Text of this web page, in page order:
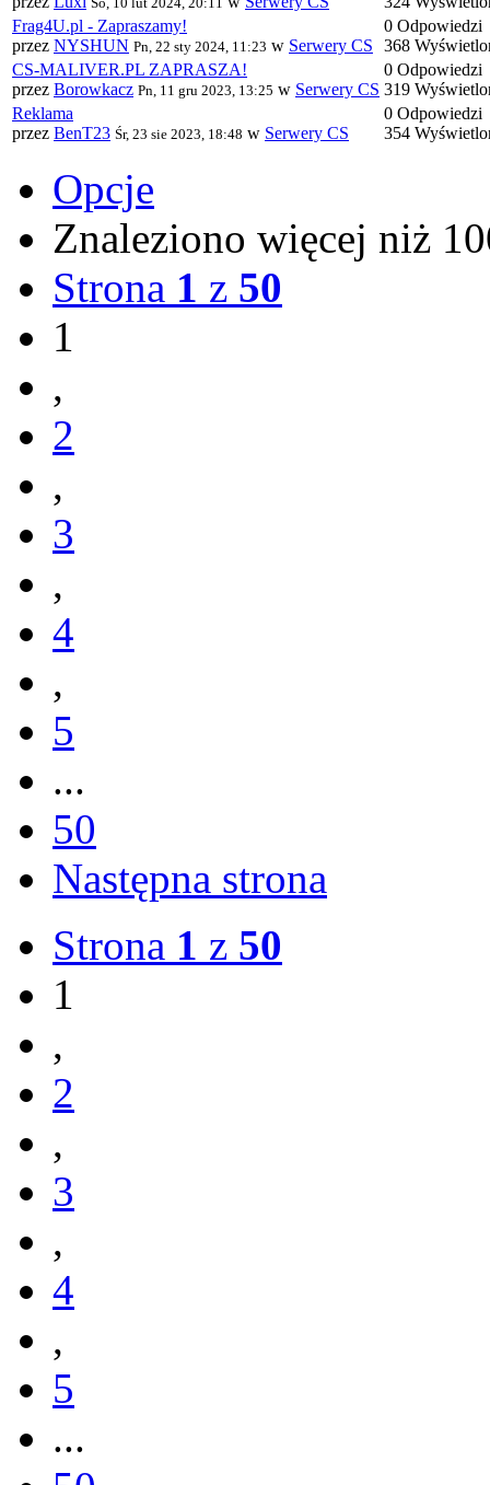
Frag4U.pl - Zapraszamy!
przez NYSHUN Pn, 22 sty 2024, 11:23 w Serwery CS
0 Odpowiedzi
368
CS-MALIVER.PL ZAPRASZA!
przez Borowkacz Pn, 11 gru 2023, 13:25 w Serwery CS
0 Odpowiedzi
319
Reklama
przez BenT23 Śr, 23 sie 2023, 18:48 w Serwery CS
0 Odpowiedzi
354
Opcje
Znaleziono więcej niż
Strona 1 z 50
1
,
2
,
3
,
4
,
5
...
50
Następna strona
Strona 1 z 50
1
,
2
,
3
,
4
,
5
...